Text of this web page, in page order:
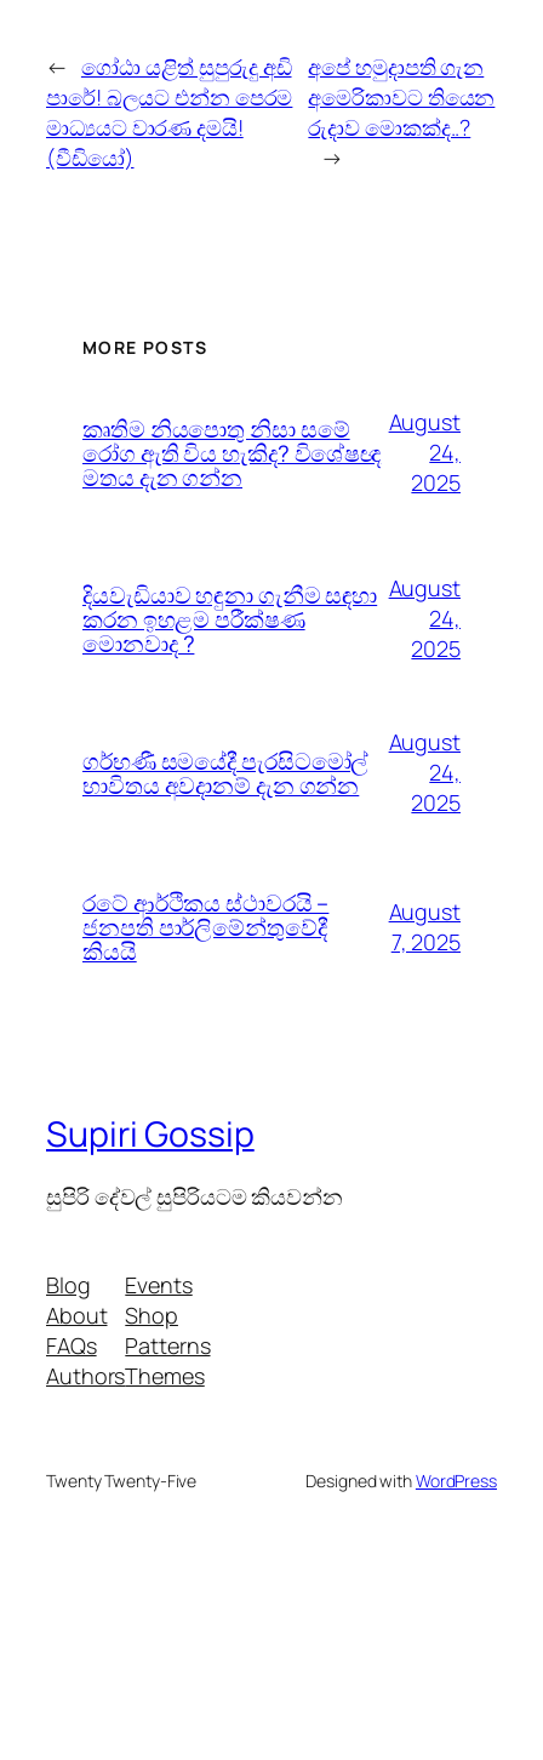
← ගෝඨා යළිත් සුපුරුදු අඩි
පාරේ! බලයට එන්න පෙරම
මාධ්‍යයට වාරණ දමයි!
(වීඩියෝ)
අපේ හමුදාපති ගැන
අමෙරිකාවට තියෙන
රුදාව මොකක්ද..?
→
MORE POSTS
කෘතිම නියපොතු නිසා සමේ
රෝග ඇති විය හැකිද? විශේෂඥ
මතය දැන ගන්න
August
24,
2025
දියවැඩියාව හඳුනා ගැනීම සඳහා
කරන ඉහළම පරීක්ෂණ
මොනවාද ?
August
24,
2025
ගර්භණී සමයේදී පැරසිටමෝල්
භාවිතය අවදානම් දැන ගන්න
August
24,
2025
රටේ ආර්ථිකය ස්ථාවරයි –
ජනපති පාර්ලිමේන්තුවේදී
කියයි
August
7, 2025
Supiri Gossip
සුපිරි දේවල් සුපිරියටම කියවන්න
Blog
About
FAQs
Authors
Events
Shop
Patterns
Themes
Twenty Twenty-Five Designed withWordPress